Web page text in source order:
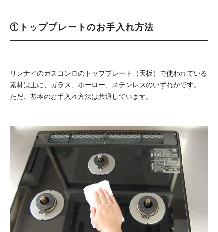
①トッププレートのお手入れ方法
リンナイのガスコンロのトッププレート（天板）で使われている
素材は主に、ガラス、ホーロー、ステンレスのいずれかです。
ただ、基本のお手入れ方法は共通しています。